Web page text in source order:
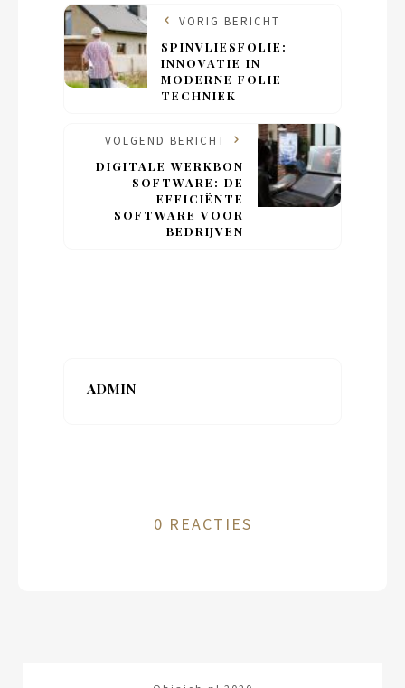
VORIG BERICHT
SPINVLIESFOLIE:
INNOVATIE IN
MODERNE FOLIE
TECHNIEK
VOLGEND BERICHT
DIGITALE WERKBON
SOFTWARE: DE
EFFICIËNTE
SOFTWARE VOOR
BEDRIJVEN
ADMIN
0 REACTIES